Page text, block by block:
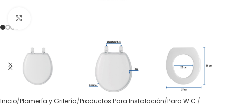
Inicio Plomería y Grifería Productos Para Instalación Para W.C.